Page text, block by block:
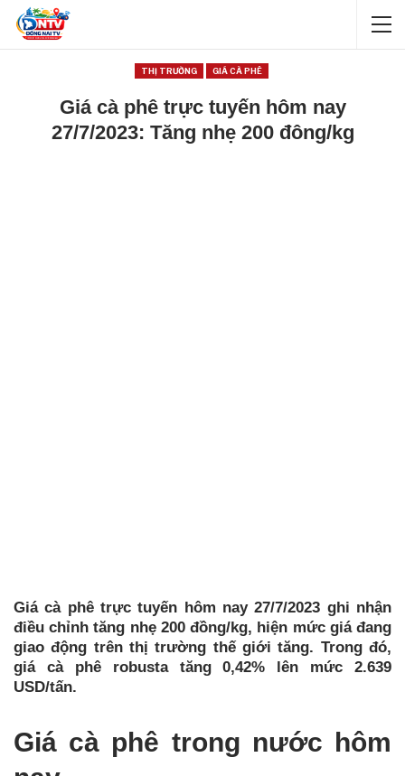
THỊ TRƯỜNG GIÁ CÀ PHÊ
Giá cà phê trực tuyến hôm nay
27/7/2023: Tăng nhẹ 200 đông/kg
Giá cà phê trực tuyến hôm nay 27/7/2023 ghi nhận
điều chỉnh tăng nhẹ 200 đồng/kg, hiện mức giá đang
giao động trên thị trường thế giới tăng. Trong đó,
giá cà phê robusta tăng 0,42% lên mức 2.639
USD/tấn.
Giá cà phê trong nước hôm